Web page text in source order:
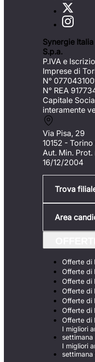
Synergie
S.p.a.
P.IVA e
Imprese di
N°
N° REA
Capitale
interamente
Via Pisa, 29
10152 - Torino
Aut. Min. Prot.
16/12/2004
Trova
Area
Offerte di
Offerte di
Offerte di
Offerte di
Offerte di
Offerte di
Offerte di
I migliori
settimana
I migliori